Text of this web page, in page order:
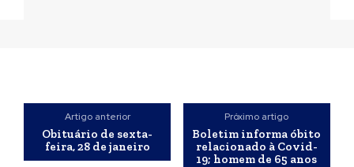
Artigo anterior
Obituário de sexta-
feira, 28 de janeiro
Próximo artigo
Boletim informa óbito
relacionado à Covid-
19; homem de 65 anos